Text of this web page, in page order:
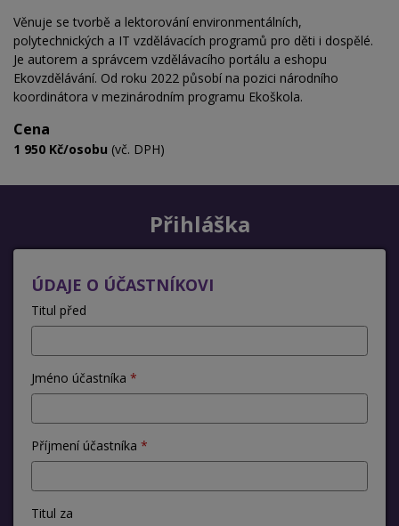
Věnuje se tvorbě a lektorování environmentálních,
polytechnických a IT vzdělávacích programů pro děti i dospělé.
Je autorem a správcem vzdělávacího portálu a eshopu
Ekovzdělávání. Od roku 2022 působí na pozici národního
koordinátora v mezinárodním programu Ekoškola.
Cena
1 950 Kč/osobu (vč. DPH)
Přihláška
ÚDAJE O ÚČASTNÍKOVI
Titul před
Jméno účastníka
Příjmení účastníka
Titul za